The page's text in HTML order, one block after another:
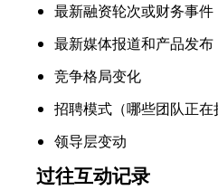
最新融资轮次或财务事件
最新媒体报道和产品发布
竞争格局变化
招聘模式（哪些团队正在
领导层变动
过往互动记录